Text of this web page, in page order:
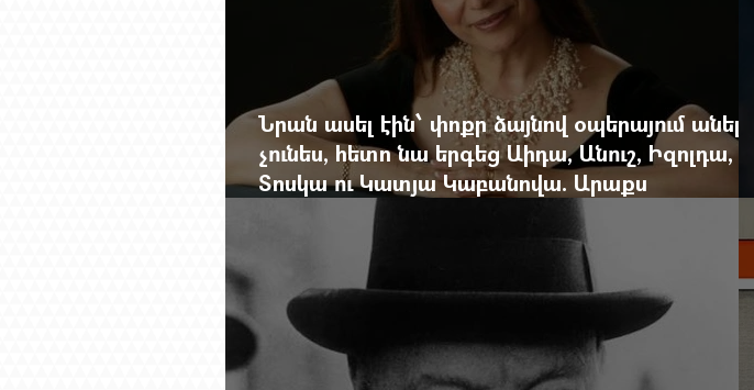
Նրան ասել էին՝ փոքր ձայնով օպերայում անելիք
չունես, հետո նա երգեց Աիդա, Անուշ, Իզոլդա,
Տոսկա ու Կատյա Կաբանովա. Արաքս
Մանսուրյանը 80 տարեկան է